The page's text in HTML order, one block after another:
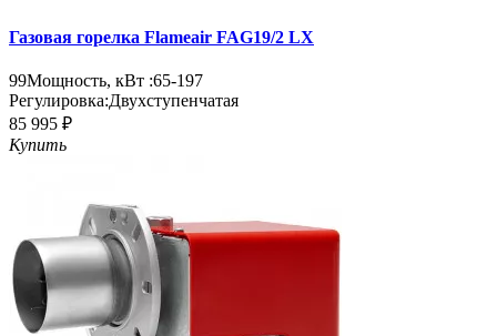
Газовая горелка Flameair FAG19/2 LX
99Мощность, кВт :65-197
Регулировка:Двухступенчатая
85 995 ₽
Купить